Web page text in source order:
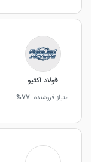
فولاد اکتیو
امتیاز فروشنده: 77%